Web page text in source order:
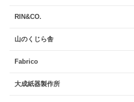
RIN&CO.
山のくじら舎
Fabrico
大成紙器製作所